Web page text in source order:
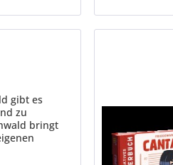
gibt es
zu
bringt